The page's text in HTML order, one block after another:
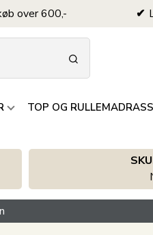
over 600,-
TOP OG